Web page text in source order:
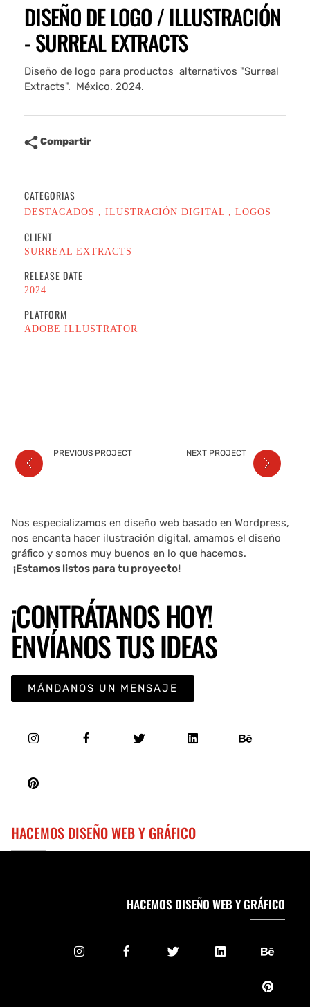
DISEÑO DE LOGO / ILLUSTRACIÓN
- SURREAL EXTRACTS
Diseño de logo para productos alternativos "Surreal
Extracts". México. 2024.
Compartir
CATEGORIAS
DESTACADOS ILUSTRACIÓN DIGITAL LOGOS
CLIENT
SURREAL EXTRACTS
RELEASE DATE
2024
PLATFORM
ADOBE ILLUSTRATOR
PREVIOUS PROJECT NEXT PROJECT
Nos especializamos en diseño web basado en Wordpress,
nos encanta hacer ilustración digital, amamos el diseño
gráfico y somos muy buenos en lo que hacemos.
¡Estamos listos para tu proyecto!
¡CONTRÁTANOS HOY!
ENVÍANOS TUS IDEAS
MÁNDANOS UN MENSAJE
HACEMOS DISEÑO WEB Y GRÁFICO
HACEMOS DISEÑO WEB Y GRÁFICO